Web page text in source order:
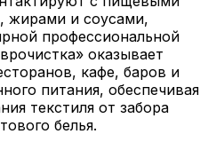
жирами и соусами,
профессиональной
оказывает
кафе, баров и
питания, обеспечивая
текстиля от забора
белья.